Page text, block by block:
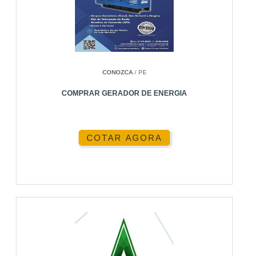
CONOZCA/ PE
COMPRAR GERADOR DE ENERGIA
COTAR AGORA